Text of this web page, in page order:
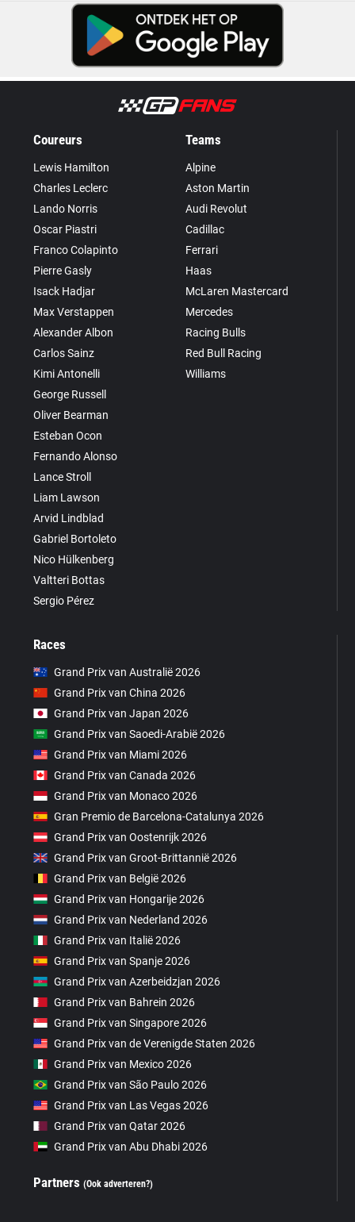
Coureurs
Lewis Hamilton
Charles Leclerc
Lando Norris
Oscar Piastri
Franco Colapinto
Pierre Gasly
Isack Hadjar
Max Verstappen
Alexander Albon
Carlos Sainz
Kimi Antonelli
George Russell
Oliver Bearman
Esteban Ocon
Fernando Alonso
Lance Stroll
Liam Lawson
Arvid Lindblad
Gabriel Bortoleto
Nico Hülkenberg
Valtteri Bottas
Sergio Pérez
Teams
Alpine
Aston Martin
Audi Revolut
Cadillac
Ferrari
Haas
McLaren Mastercard
Mercedes
Racing Bulls
Red Bull Racing
Williams
Races
Grand Prix van Australië 2026
Grand Prix van China 2026
Grand Prix van Japan 2026
Grand Prix van Saoedi-Arabië 2026
Grand Prix van Miami 2026
Grand Prix van Canada 2026
Grand Prix van Monaco 2026
Gran Premio de Barcelona-Catalunya 2026
Grand Prix van Oostenrijk 2026
Grand Prix van Groot-Brittannië 2026
Grand Prix van België 2026
Grand Prix van Hongarije 2026
Grand Prix van Nederland 2026
Grand Prix van Italië 2026
Grand Prix van Spanje 2026
Grand Prix van Azerbeidzjan 2026
Grand Prix van Bahrein 2026
Grand Prix van Singapore 2026
Grand Prix van de Verenigde Staten 2026
Grand Prix van Mexico 2026
Grand Prix van São Paulo 2026
Grand Prix van Las Vegas 2026
Grand Prix van Qatar 2026
Grand Prix van Abu Dhabi 2026
Partners(Ook adverteren?)